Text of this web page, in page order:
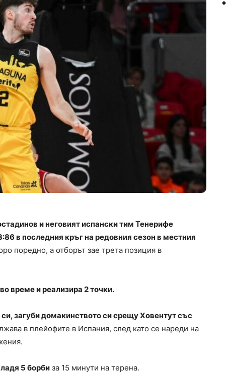
и неговият испански тим Тенерифе
в последния кръг на редовния сезон в местния
поредно, а отборът зае трета позиция в
време и реализира 2 точки.
загуби домакинството си срещу Ховентут със
в плейофите в Испания, след като се нареди на
5 борби за 15 минути на терена.